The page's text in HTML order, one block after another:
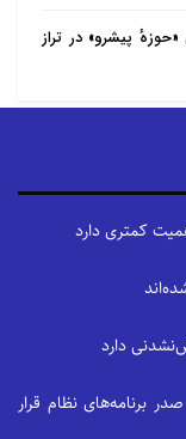
پیشرو» در تراز
کمتری دارد
دارد
برنامه‌های نظام قرار